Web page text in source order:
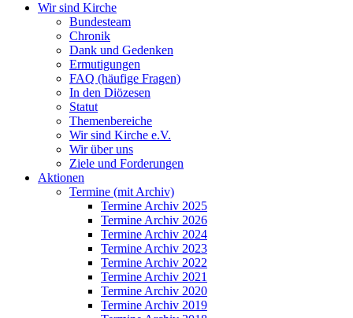
Wir sind Kirche
Bundesteam
Chronik
Dank und Gedenken
Ermutigungen
FAQ (häufige Fragen)
In den Diözesen
Statut
Themenbereiche
Wir sind Kirche e.V.
Wir über uns
Ziele und Forderungen
Aktionen
Termine (mit Archiv)
Termine Archiv 2025
Termine Archiv 2026
Termine Archiv 2024
Termine Archiv 2023
Termine Archiv 2022
Termine Archiv 2021
Termine Archiv 2020
Termine Archiv 2019